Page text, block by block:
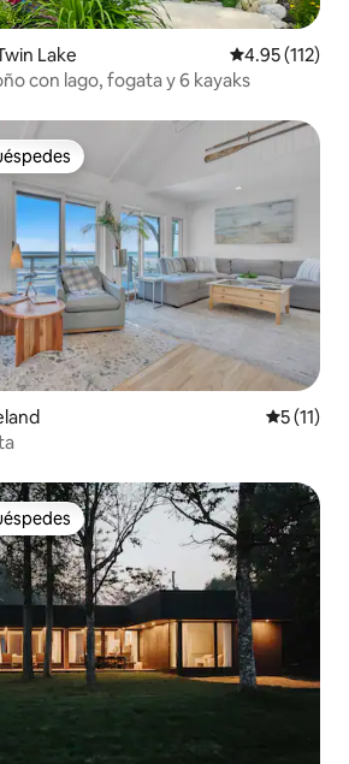
Lake Calificación
4.95 (112)
con lago, fogata y 6 kayaks
entre huéspedes
5 (11)
entre huéspedes